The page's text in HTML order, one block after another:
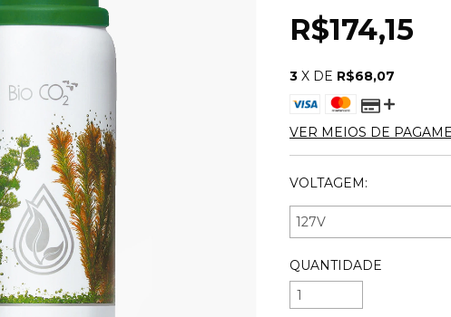
R$174,15
3 X DE R$68,07
VER MEIOS DE
VOLTAGEM:
QUANTIDADE